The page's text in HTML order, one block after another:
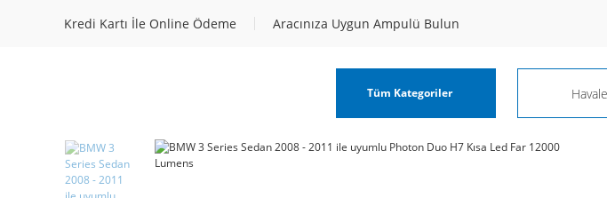
Kredi Kartı İle Online Ödeme Aracınıza Uygun Ampulü Bulun
Tüm Kategoriler